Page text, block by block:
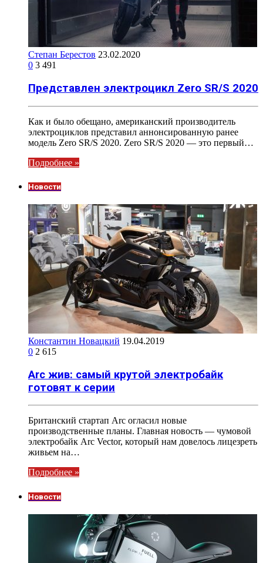
Степан Берестов 23.02.2020
0 3 491
Представлен электроцикл Zero SR/S 2020
Как и было обещано, американский производитель
электроциклов представил аннонсированную ранее
модель Zero SR/S 2020. Zero SR/S 2020 — это первый…
Подробнее »
Новости
Константин Новацкий 19.04.2019
0 2 615
Arc жив: самый крутой электробайк
готовят к серии
Британский стартап Arc огласил новые
производственные планы. Главная новость — чумовой
электробайк Arc Vector, который нам довелось лицезреть
живьем на…
Подробнее »
Новости